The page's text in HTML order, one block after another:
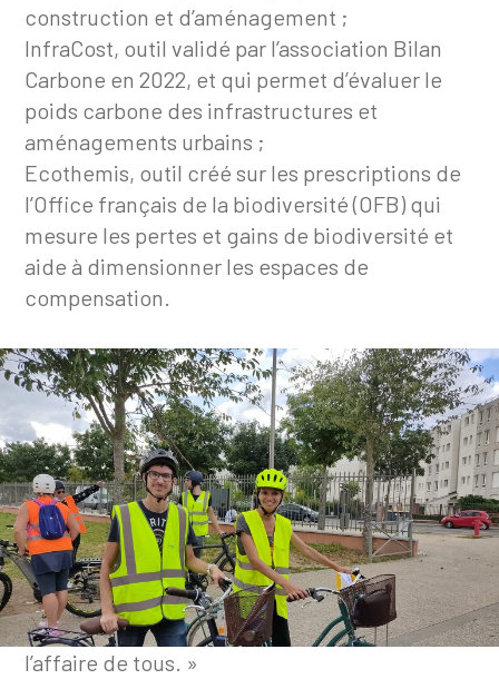
construction et d’aménagement ;
InfraCost, outil validé par l’association Bilan
Carbone en 2022, et qui permet d’évaluer le
poids carbone des infrastructures et
aménagements urbains ;
Ecothemis, outil créé sur les prescriptions de
l’Office français de la biodiversité (OFB) qui
mesure les pertes et gains de biodiversité et
aide à dimensionner les espaces de
compensation.
Être soi-même vertueux
Porteurs de solutions écologiquement
vertueuses, nous devons être nous-mêmes
exemplaires. A nos yeux, en effet « l’écologie
n’est pas seulement une affaire d’experts, c’est
l’affaire de tous. »